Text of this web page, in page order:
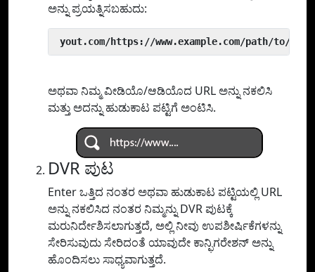
ಅನ್ನು ಪ್ರಯತ್ನಿಸಬಹುದು:
yout.com/https://www.example.com/path/to/
ಅಥವಾ ನಿಮ್ಮ ವೀಡಿಯೊ/ಆಡಿಯೊದ URL ಅನ್ನು ನಕಲಿಸಿ
ಮತ್ತು ಅದನ್ನು ಹುಡುಕಾಟ ಪಟ್ಟಿಗೆ ಅಂಟಿಸಿ.
DVR ಪುಟ
Enter ಒತ್ತಿದ ನಂತರ ಅಥವಾ ಹುಡುಕಾಟ ಪಟ್ಟಿಯಲ್ಲಿ URL
ಅನ್ನು ನಕಲಿಸಿದ ನಂತರ ನಿಮ್ಮನ್ನು DVR ಪುಟಕ್ಕೆ
ಮರುನಿರ್ದೇಶಿಸಲಾಗುತ್ತದೆ, ಅಲ್ಲಿ ನೀವು ಉಪಶೀರ್ಷಿಕೆಗಳನ್ನು
ಸೇರಿಸುವುದು ಸೇರಿದಂತೆ ಯಾವುದೇ ಕಾನ್ಫಿಗರೇಶನ್ ಅನ್ನು
ಹೊಂದಿಸಲು ಸಾಧ್ಯವಾಗುತ್ತದೆ.